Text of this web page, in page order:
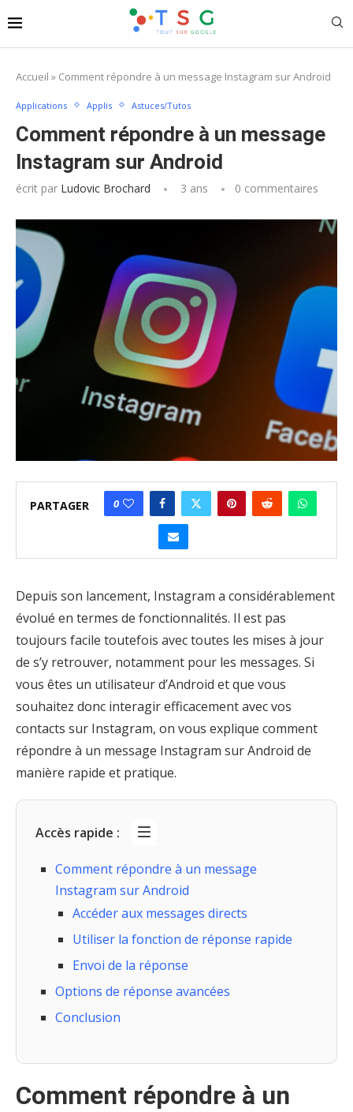
Accueil » Comment répondre à un message Instagram sur Android
Applications Applis Astuces/Tutos
Comment répondre à un message
Instagram sur Android
écrit par Ludovic Brochard 3 ans 0 commentaires
PARTAGER 0
Depuis son lancement, Instagram a considérablement
évolué en termes de fonctionnalités. Il est pas
toujours facile toutefois avec toutes les mises à jour
de s’y retrouver, notamment pour les messages. Si
vous êtes un utilisateur d’Android et que vous
souhaitez donc interagir efficacement avec vos
contacts sur Instagram, on vous explique comment
répondre à un message Instagram sur Android de
manière rapide et pratique.
Accès rapide :
Comment répondre à un message
Instagram sur Android
Accéder aux messages directs
Utiliser la fonction de réponse rapide
Envoi de la réponse
Options de réponse avancées
Conclusion
Comment répondre à un